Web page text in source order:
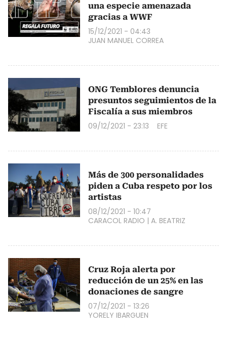
una especie amenazada
gracias a WWF
15/12/2021 - 04:43
JUAN MANUEL CORREA
ONG Temblores denuncia
presuntos seguimientos de la
Fiscalía a sus miembros
09/12/2021 - 23:13 EFE
Más de 300 personalidades
piden a Cuba respeto por los
artistas
08/12/2021 - 10:47
CARACOL RADIO | A. BEATRIZ
Cruz Roja alerta por
reducción de un 25% en las
donaciones de sangre
07/12/2021 - 13:26
YORELY IBARGUEN